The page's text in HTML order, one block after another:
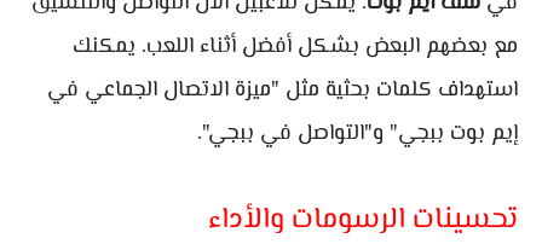
مع بعضهم البعض بشكل أفضل أثناء اللعب. يمكنك
استهداف كلمات بحثية مثل "ميزة الاتصال الجماعي في
إيم بوت ببجي" و"التواصل في ببجي".
تحسينات الرسومات والأداء